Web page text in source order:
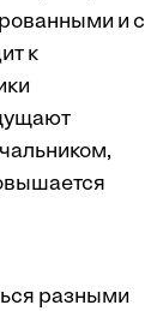
и с
к
разными